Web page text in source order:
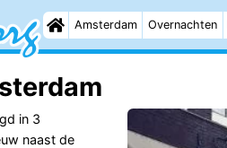
Amsterdam Overnachten
in 3
naast de